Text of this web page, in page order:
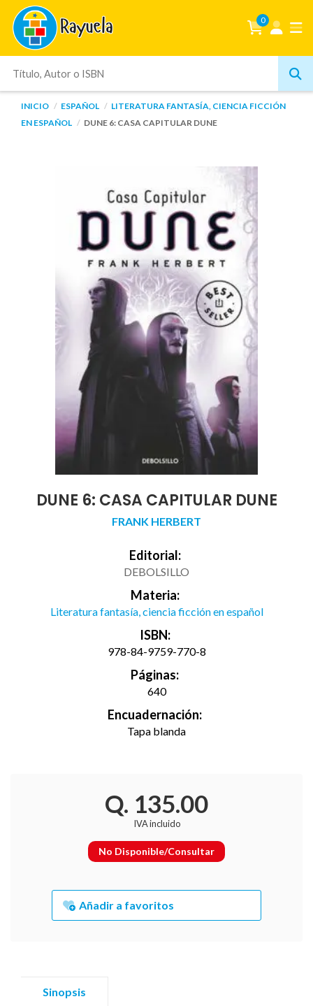
0
INICIO ESPAÑOL
LITERATURA FANTASÍA, CIENCIA FICCIÓN
EN ESPAÑOL
DUNE 6: CASA CAPITULAR DUNE
DUNE 6: CASA CAPITULAR DUNE
FRANK HERBERT
Editorial:
DEBOLSILLO
Materia:
Literatura fantasía, ciencia ficción en español
ISBN:
978-84-9759-770-8
Páginas:
640
Encuadernación:
Tapa blanda
Q. 135.00
IVA incluido
No Disponible/Consultar
Añadir a favoritos
Sinopsis